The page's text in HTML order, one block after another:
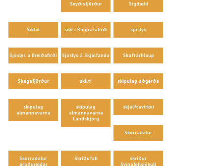
Seyðisfjörður Sigdæld
Síklar síld í Kolgrafafirði sjóslys
Sjóslys á Breiðafirði Sjóslys á Skjálfanda Skaftárhlaup
Skagafjörður skilti skipulag aðgerða
skipulag
almannavarna
skipulag
almannavarna
Landsbjörg
skjálftavirkni
Skorradalur
Skorradalur
gróðureldar
Skriðufall
skriður
Svínafellsjökull